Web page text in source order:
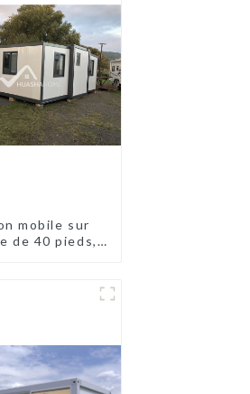
mobile sur
de 40 pieds,